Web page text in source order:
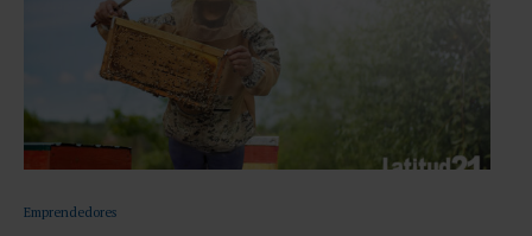
Emprendedores